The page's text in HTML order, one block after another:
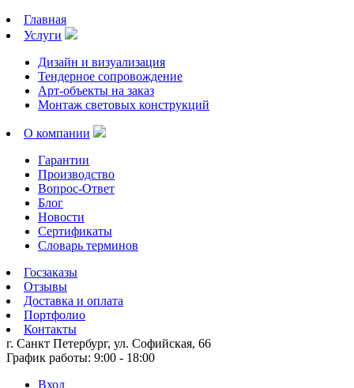
Главная
Услуги
Дизайн и визуализация
Тендерное сопровождение
Арт-объекты на заказ
Монтаж световых конструкций
О компании
Гарантии
Производство
Вопрос-Ответ
Блог
Новости
Сертификаты
Словарь терминов
Госзаказы
Отзывы
Доставка и оплата
Портфолио
Контакты
г. Санкт Петербург, ул. Софийская, 66
График работы: 9:00 - 18:00
Вход